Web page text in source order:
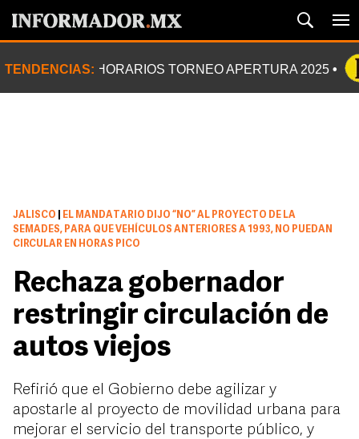
TENDENCIAS: HORARIOS TORNEO APERTURA 2025
JALISCO
EL MANDATARIO DIJO “NO” AL PROYECTO DE LA
SEMADES, PARA QUE VEHÍCULOS ANTERIORES A 1993, NO PUEDAN
CIRCULAR EN HORAS PICO
Rechaza gobernador
restringir circulación de
autos viejos
Refirió que el Gobierno debe agilizar y
apostarle al proyecto de movilidad urbana para
mejorar el servicio del transporte público, y